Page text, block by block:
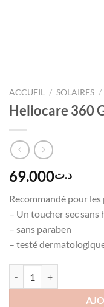
ACCUEIL / SOLAIRES /
Heliocare 360
د.ت69.000
Recommandé pour
– Un toucher sec sans
– sans paraben
– testé